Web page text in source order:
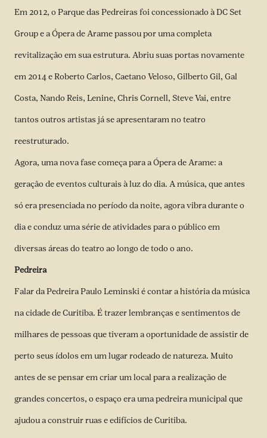
Em 2012, o Parque das Pedreiras foi concessionado à DC Set
Group e a Ópera de Arame passou por uma completa
revitalização em sua estrutura. Abriu suas portas novamente
em 2014 e Roberto Carlos, Caetano Veloso, Gilberto Gil, Gal
Costa, Nando Reis, Lenine, Chris Cornell, Steve Vai, entre
tantos outros artistas já se apresentaram no teatro
reestruturado.
Agora, uma nova fase começa para a Ópera de Arame: a
geração de eventos culturais à luz do dia. A música, que antes
só era presenciada no período da noite, agora vibra durante o
dia e conduz uma série de atividades para o público em
diversas áreas do teatro ao longo de todo o ano.
Pedreira
Falar da Pedreira Paulo Leminski é contar a história da música
na cidade de Curitiba. É trazer lembranças e sentimentos de
milhares de pessoas que tiveram a oportunidade de assistir de
perto seus ídolos em um lugar rodeado de natureza. Muito
antes de se pensar em criar um local para a realização de
grandes concertos, o espaço era uma pedreira municipal que
ajudou a construir ruas e edifícios de Curitiba.